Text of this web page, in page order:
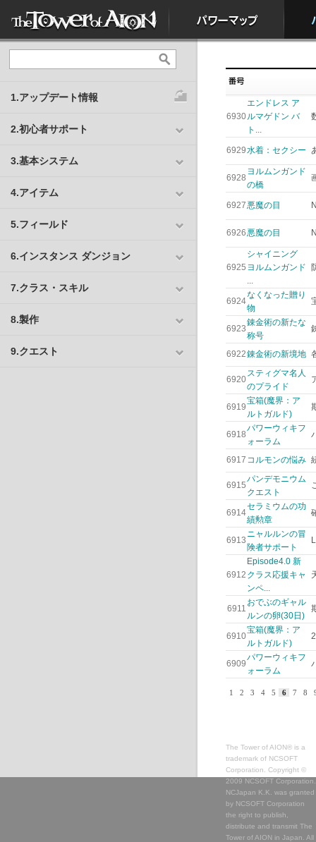
1.アップデート情報
2.初心者サポート
3.基本システム
4.アイテム
5.フィールド
6.インスタンス ダンジョン
7.クラス・スキル
8.製作
9.クエスト
6930
エンドレス ア
ルマゲドン バ
ト...
6929水着：セクシー
6928
ヨルムンガンド
の橋
6927悪魔の目
6926悪魔の目
6925
シャイニング
ヨルムンガンド
...
6924
なくなった贈り
物
6923
錬金術の新たな
称号
6922錬金術の新境地
6920
スティグマ名人
のプライド
6919
宝箱(魔界：ア
ルトガルド)
6918
パワーウィキフ
ォーラム
6917 コルモンの悩み
6915
パンデモニウム
クエスト
6914
セラミウムの功
績勲章
6913
ニャルルンの冒
険者サポート
6912
Episode4.0 新
クラス応援キャ
ンペ...
6911
おでぶのギャル
ルンの卵(30日)
6910
宝箱(魔界：ア
ルトガルド)
6909
パワーウィキフ
ォーラム
1 2 3 4 5 6 7 8
The Tower of AION® is a
trademark of NCSOFT
Corporation. Copyright ©
2009 NCSOFT Corporation.
NCJapan K.K. was granted
by NCSOFT Corporation
the right to publish,
distribute and transmit The
Tower of AION in Japan. All